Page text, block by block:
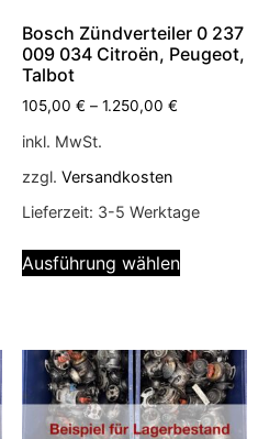
Bosch Zündverteiler 0 237
009 034 Citroën, Peugeot,
Talbot
105,00 € – 1.250,00 €
inkl. MwSt.
zzgl. Versandkosten
Lieferzeit: 3-5 Werktage
Ausführung wählen